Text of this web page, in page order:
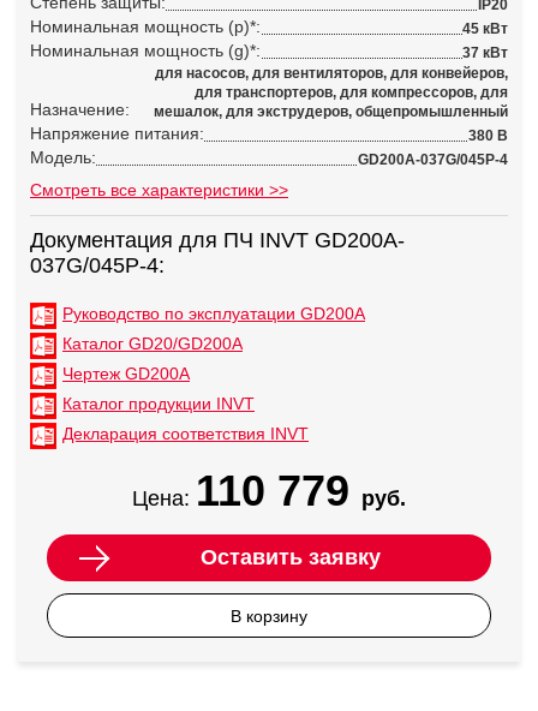
IP20
Номинальная мощность (p)*: 45 кВт
Номинальная мощность (g)*: 37 кВт
Назначение:
для насосов, для вентиляторов, для конвейеров,
для транспортеров, для компрессоров, для
мешалок, для экструдеров, общепромышленный
Напряжение питания: 380 В
Модель: GD200A-037G/045P-4
Смотреть все характеристики >>
Документация для ПЧ INVT GD200A-
037G/045P-4:
Руководство по эксплуатации GD200A
Каталог GD20/GD200A
Чертеж GD200A
Каталог продукции INVT
Декларация соответствия INVT
Цена: 110 779 руб.
Оставить заявку
В корзину